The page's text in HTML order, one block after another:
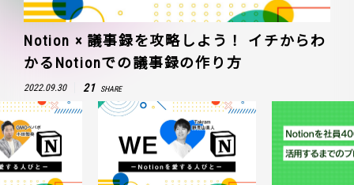
Notion × 議事録を攻略しよう！ イチからわ
かるNotionでの議事録の作り方
2022.09.30 21 SHARE